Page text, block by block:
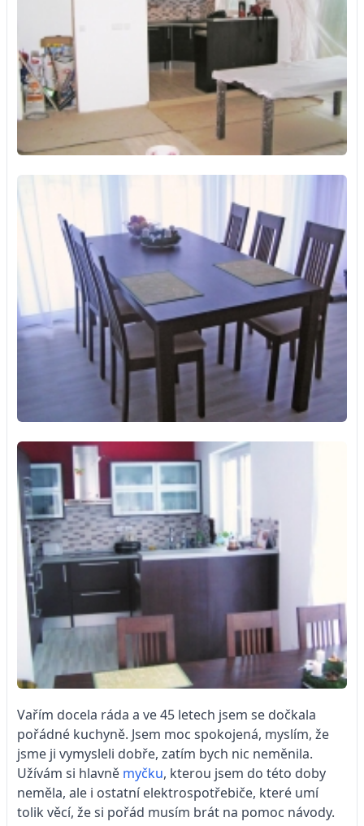
Vařím docela ráda a ve 45 letech jsem se dočkala
pořádné kuchyně. Jsem moc spokojená, myslím, že
jsme ji vymysleli dobře, zatím bych nic neměnila.
Užívám si hlavně myčku, kterou jsem do této doby
neměla, ale i ostatní elektrospotřebiče, které umí
tolik věcí, že si pořád musím brát na pomoc návody.